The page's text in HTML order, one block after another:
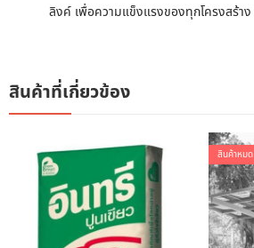
ลิงค์ เพื่อความแข็งแรงของทุกโครงสร้าง
สินค้าที่เกี่ยวข้อง
สินค้าหมด